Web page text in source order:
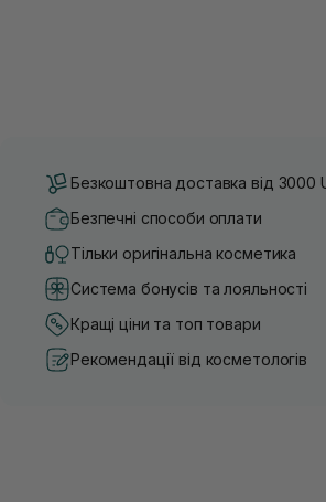
Безкоштовна доставка від 3000
Безпечні способи оплати
Тільки оригінальна косметика
Система бонусів та лояльності
Кращі ціни та топ товари
Рекомендації від косметологів